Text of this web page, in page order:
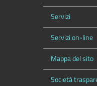
Servizi
Servizi on-line
Mappa del sito
Società